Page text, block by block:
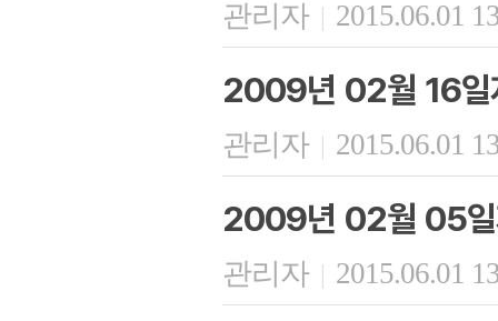
관리자 | 2015.06.01
2009년 02월 16일
관리자 | 2015.06.01
2009년 02월 05일
관리자 | 2015.06.01